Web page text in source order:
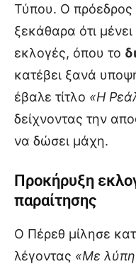
Τύπου. Ο
ξεκάθαρα ότι
εκλογές, όπου το
κατέβει ξανά
έβαλε τίτλο «Η
δείχνοντας την
να δώσει μάχη.
Προκήρυξη
παραίτησης
Ο Πέρεθ μίλησε
λέγοντας «Με